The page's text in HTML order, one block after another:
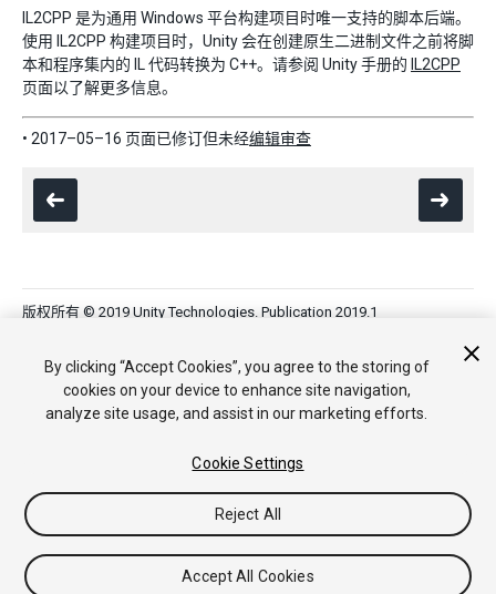
IL2CPP 是为通用 Windows 平台构建项目时唯一支持的脚本后端。
使用 IL2CPP 构建项目时，Unity 会在创建原生二进制文件之前将脚
本和程序集内的 IL 代码转换为 C++。请参阅 Unity 手册的 IL2CPP
页面以了解更多信息。
• 2017–05–16 页面已修订但未经编辑审查
版权所有 © 2019 Unity Technologies. Publication 2019.1
Cookie
不要出售或分享我的个人信息
Your Privacy Choices (Cookie Settings)
By clicking “Accept Cookies”, you agree to the storing of
cookies on your device to enhance site navigation,
analyze site usage, and assist in our marketing efforts.
Cookie Settings
Reject All
Accept All Cookies